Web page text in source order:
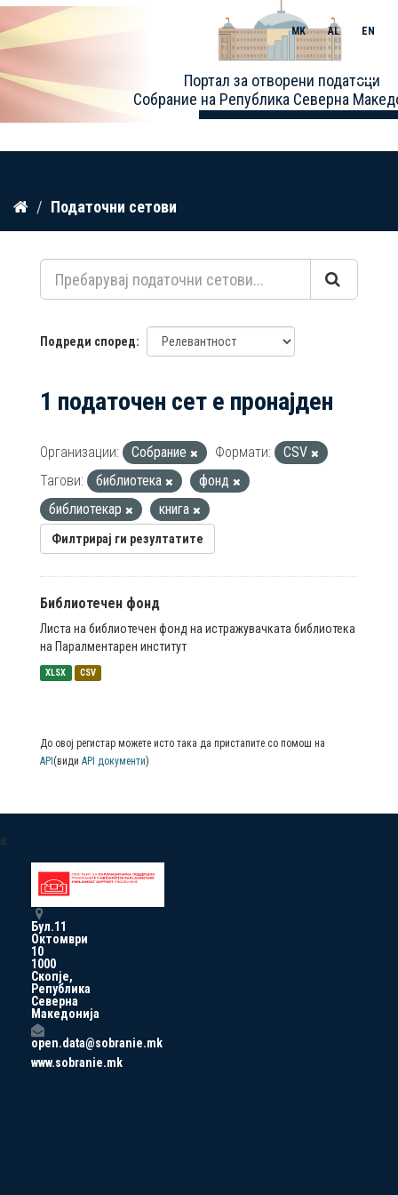
Прескокнете
содржина
Портал за отворени податоци
Собрание на Република Северна
MK AL EN
Toggle
Податочни сетови
Подреди според
1 податочен сет е пронајден
Организации: Собрание Формати:
CSV
Тагови:
библиотека
фонд
библиотекар
книга
Филтрирај ги резултатите
Библиотечен фонд
Листа на библиотечен фонд на истражувачката библиотека
на Паралментарен институт
XLSX CSV
До овој регистар можете исто така да пристапите со помош на
API (види API документи)
a
Бул.11
Октомври
10
1000
Скопје,
Република
Северна
Македонија
open.data@sobranie.mk
www.sobranie.mk